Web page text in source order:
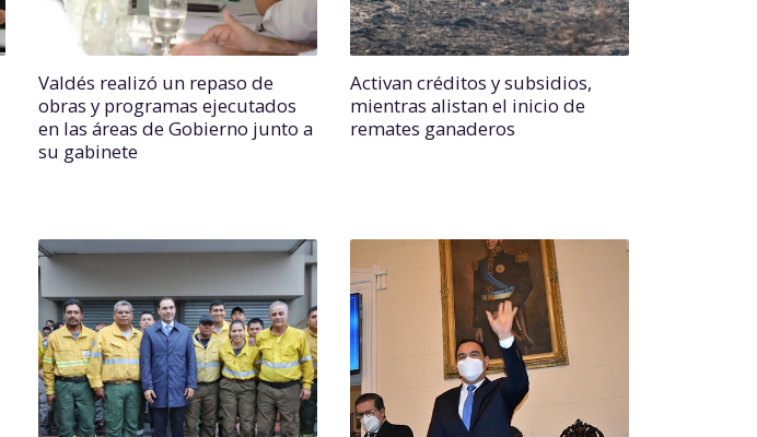
Valdés realizó un repaso de
obras y programas ejecutados
en las áreas de Gobierno junto a
su gabinete
Activan créditos y subsidios,
mientras alistan el inicio de
remates ganaderos